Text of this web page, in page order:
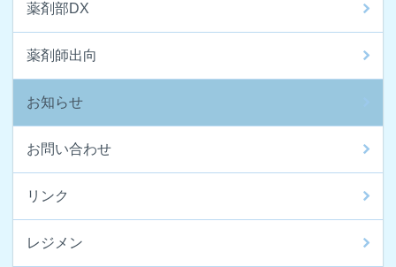
薬剤部DX
薬剤師出向
お知らせ
お問い合わせ
リンク
レジメン